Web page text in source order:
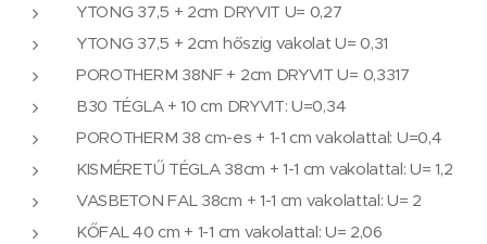
YTONG 37,5 + 2cm DRYVIT U= 0,27
YTONG 37,5 + 2cm hőszig vakolat U= 0,31
POROTHERM 38NF + 2cm DRYVIT U= 0,3317
B30 TÉGLA + 10 cm DRYVIT: U=0,34
POROTHERM 38 cm-es + 1-1 cm vakolattal: U=0,4
KISMÉRETŰ TÉGLA 38cm + 1-1 cm vakolattal: U= 1,2
VASBETON FAL 38cm + 1-1 cm vakolattal: U= 2
KŐFAL 40 cm + 1-1 cm vakolattal: U= 2,06